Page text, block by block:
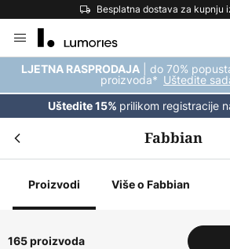
Besplatna dostava za kupnju
to
Content
LJETNA RASPRODAJA | do 70%
proizvoda* Uštedite
Uštedite 15% prilikom registracije
Fabbian
Proizvodi Više o Fabbian
165 proizvoda